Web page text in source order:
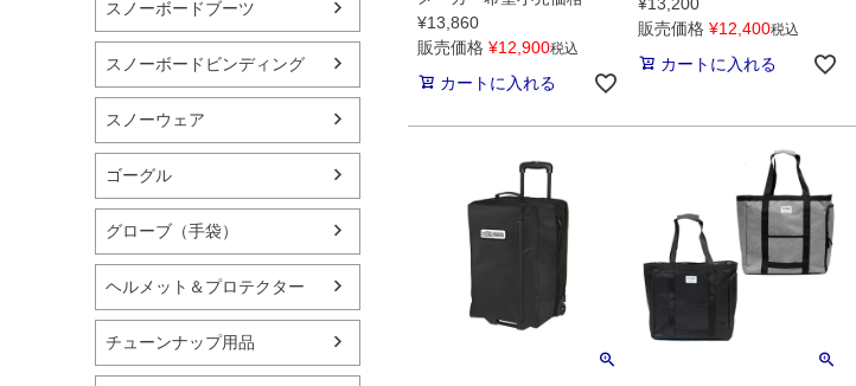
スノーボードブーツ
スノーボードビンディング
スノーウェア
ゴーグル
グローブ（手袋）
ヘルメット＆プロテクター
チューンナップ用品
¥13,860
販売価格 ¥12,900税込
カートに入れる
販売価格 ¥12,400税込
カートに入れる